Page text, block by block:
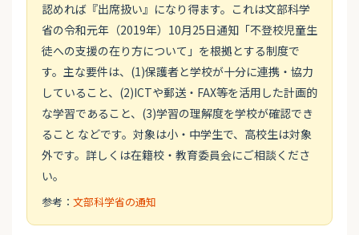
認めれば『出席扱い』になり得ます。これは文部科学
省の令和元年（2019年）10月25日通知「不登校児童生
徒への支援の在り方について」を根拠とする制度で
す。主な要件は、(1)保護者と学校が十分に連携・協力
していること、(2)ICTや郵送・FAX等を活用した計画的
な学習であること、(3)学習の理解度を学校が確認でき
ること などです。対象は小・中学生で、高校生は対象
外です。詳しくは在籍校・教育委員会にご相談くださ
い。
参考： 文部科学省の通知